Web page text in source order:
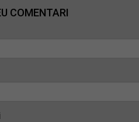
COMENTARI